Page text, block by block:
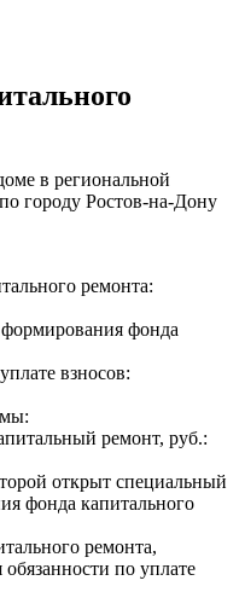
в региональной
городу Ростов-на-Дону
ремонта:
фонда
взносов:
ремонт, руб.:
открыт специальный
фонда капитального
ремонта,
по уплате